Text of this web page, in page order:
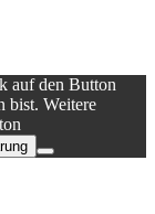
auf den Button
bist. Weitere